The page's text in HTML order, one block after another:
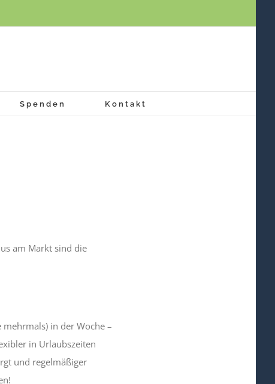
Spenden Kontakt
am Markt sind die
in der Woche –
in Urlaubszeiten
und regelmäßiger